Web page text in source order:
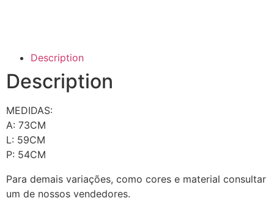
Description
Description
MEDIDAS:
A: 73CM
L: 59CM
P: 54CM
Para demais variações, como cores e material consultar
um de nossos vendedores.